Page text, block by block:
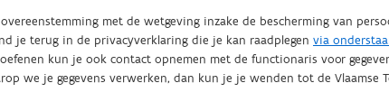
met de wetgeving inzake de bescherming van
je terug in de privacyverklaring die je kan raadplegen via
we je gegevens verwerken, dan kun je je wenden tot de Vlaamse